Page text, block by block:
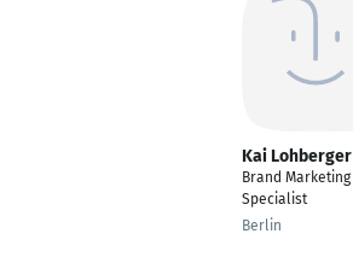
Kai Lohberger
Brand Marketing
Specialist
Berlin